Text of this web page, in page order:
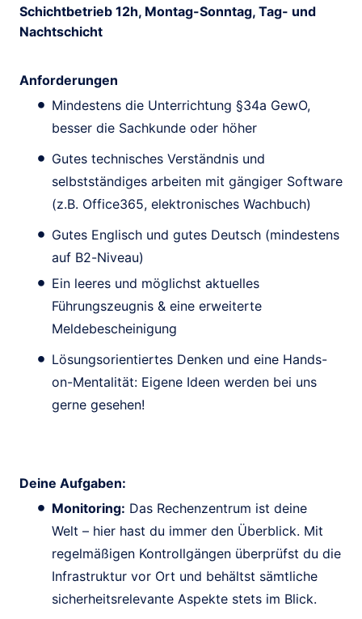
Schichtbetrieb 12h, Montag-Sonntag, Tag- und
Nachtschicht
Anforderungen
Mindestens die Unterrichtung §34a GewO,
besser die Sachkunde oder höher
Gutes technisches Verständnis und
selbstständiges arbeiten mit gängiger Software
(z.B. Office365, elektronisches Wachbuch)
Gutes Englisch und gutes Deutsch (mindestens
auf B2-Niveau)
Ein leeres und möglichst aktuelles
Führungszeugnis & eine erweiterte
Meldebescheinigung
Lösungsorientiertes Denken und eine Hands-
on-Mentalität: Eigene Ideen werden bei uns
gerne gesehen!
Deine Aufgaben:
Monitoring: Das Rechenzentrum ist deine
Welt – hier hast du immer den Überblick. Mit
regelmäßigen Kontrollgängen überprüfst du die
Infrastruktur vor Ort und behältst sämtliche
sicherheitsrelevante Aspekte stets im Blick.